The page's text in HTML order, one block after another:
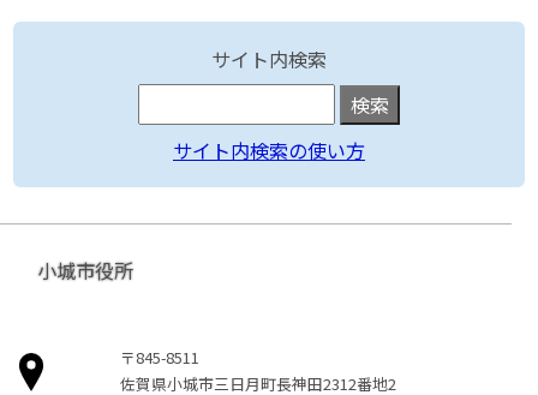
サイト内検索
サイト内検索の使い方
小城市役所
〒845-8511
佐賀県小城市三日月町長神田2312番地2